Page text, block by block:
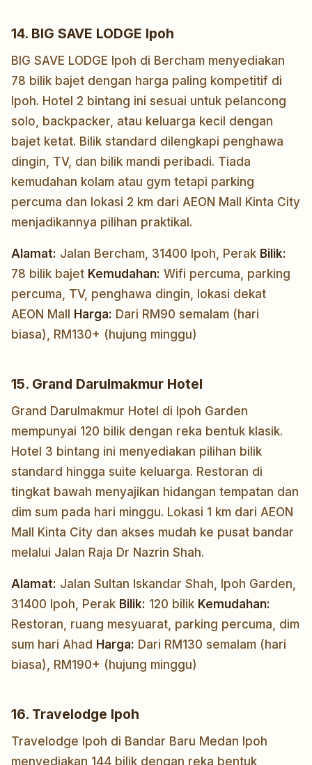
14. BIG SAVE LODGE Ipoh
BIG SAVE LODGE Ipoh di Bercham menyediakan
78 bilik bajet dengan harga paling kompetitif di
Ipoh. Hotel 2 bintang ini sesuai untuk pelancong
solo, backpacker, atau keluarga kecil dengan
bajet ketat. Bilik standard dilengkapi penghawa
dingin, TV, dan bilik mandi peribadi. Tiada
kemudahan kolam atau gym tetapi parking
percuma dan lokasi 2 km dari AEON Mall Kinta City
menjadikannya pilihan praktikal.
Alamat: Jalan Bercham, 31400 Ipoh, Perak Bilik:
78 bilik bajet Kemudahan: Wifi percuma, parking
percuma, TV, penghawa dingin, lokasi dekat
AEON Mall
Harga: Dari RM90 semalam (hari
biasa), RM130+ (hujung minggu)
15. Grand Darulmakmur Hotel
Grand Darulmakmur Hotel di Ipoh Garden
mempunyai 120 bilik dengan reka bentuk klasik.
Hotel 3 bintang ini menyediakan pilihan bilik
standard hingga suite keluarga. Restoran di
tingkat bawah menyajikan hidangan tempatan dan
dim sum pada hari minggu. Lokasi 1 km dari AEON
Mall Kinta City dan akses mudah ke pusat bandar
melalui Jalan Raja Dr Nazrin Shah.
Alamat: Jalan Sultan Iskandar Shah, Ipoh Garden,
31400 Ipoh, Perak Bilik: 120 bilik Kemudahan:
Restoran, ruang mesyuarat, parking percuma, dim
sum hari Ahad Harga: Dari RM130 semalam (hari
biasa), RM190+ (hujung minggu)
16. Travelodge Ipoh
Travelodge Ipoh di Bandar Baru Medan Ipoh
menyediakan 144 bilik dengan reka bentuk